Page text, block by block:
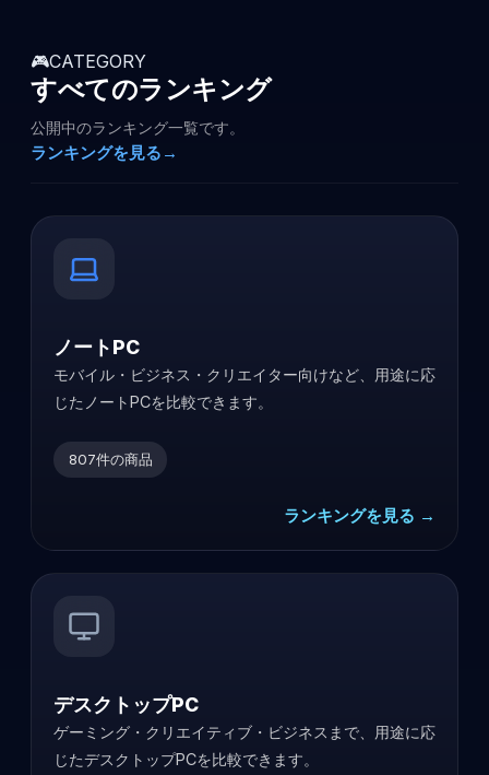
🎮CATEGORY
すべてのランキング
公開中のランキング一覧です。
ランキングを見る →
ノートPC
モバイル・ビジネス・クリエイター向けなど、用途に応
じたノートPCを比較できます。
807件の商品
ランキングを見る →
デスクトップPC
ゲーミング・クリエイティブ・ビジネスまで、用途に応
じたデスクトップPCを比較できます。